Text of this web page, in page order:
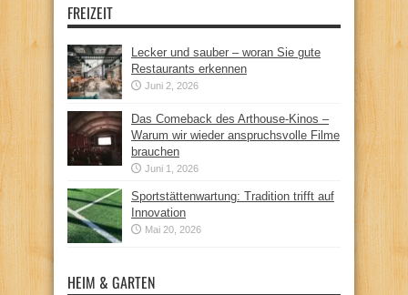
FREIZEIT
Lecker und sauber – woran Sie gute
Restaurants erkennen
Juni 2, 2026
Das Comeback des Arthouse-Kinos –
Warum wir wieder anspruchsvolle Filme
brauchen
Juni 1, 2026
Sportstättenwartung: Tradition trifft auf
Innovation
Mai 20, 2026
HEIM & GARTEN